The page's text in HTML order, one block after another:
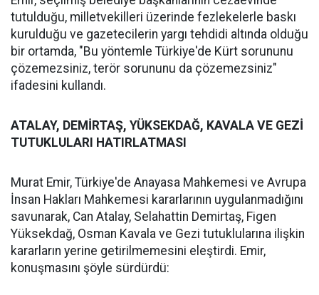
tutulduğu, milletvekilleri üzerinde fezlekelerle baskı
kurulduğu ve gazetecilerin yargı tehdidi altında olduğu
bir ortamda, "Bu yöntemle Türkiye'de Kürt sorununu
çözemezsiniz, terör sorununu da çözemezsiniz"
ifadesini kullandı.
ATALAY, DEMİRTAŞ, YÜKSEKDAĞ, KAVALA VE GEZİ
TUTUKLULARI HATIRLATMASI
Murat Emir, Türkiye'de Anayasa Mahkemesi ve Avrupa
İnsan Hakları Mahkemesi kararlarının uygulanmadığını
savunarak, Can Atalay, Selahattin Demirtaş, Figen
Yüksekdağ, Osman Kavala ve Gezi tutuklularına ilişkin
kararların yerine getirilmemesini eleştirdi. Emir,
konuşmasını şöyle sürdürdü: